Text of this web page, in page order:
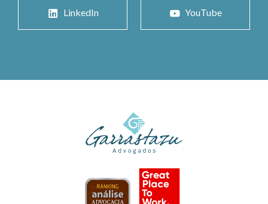
LinkedIn YouTube